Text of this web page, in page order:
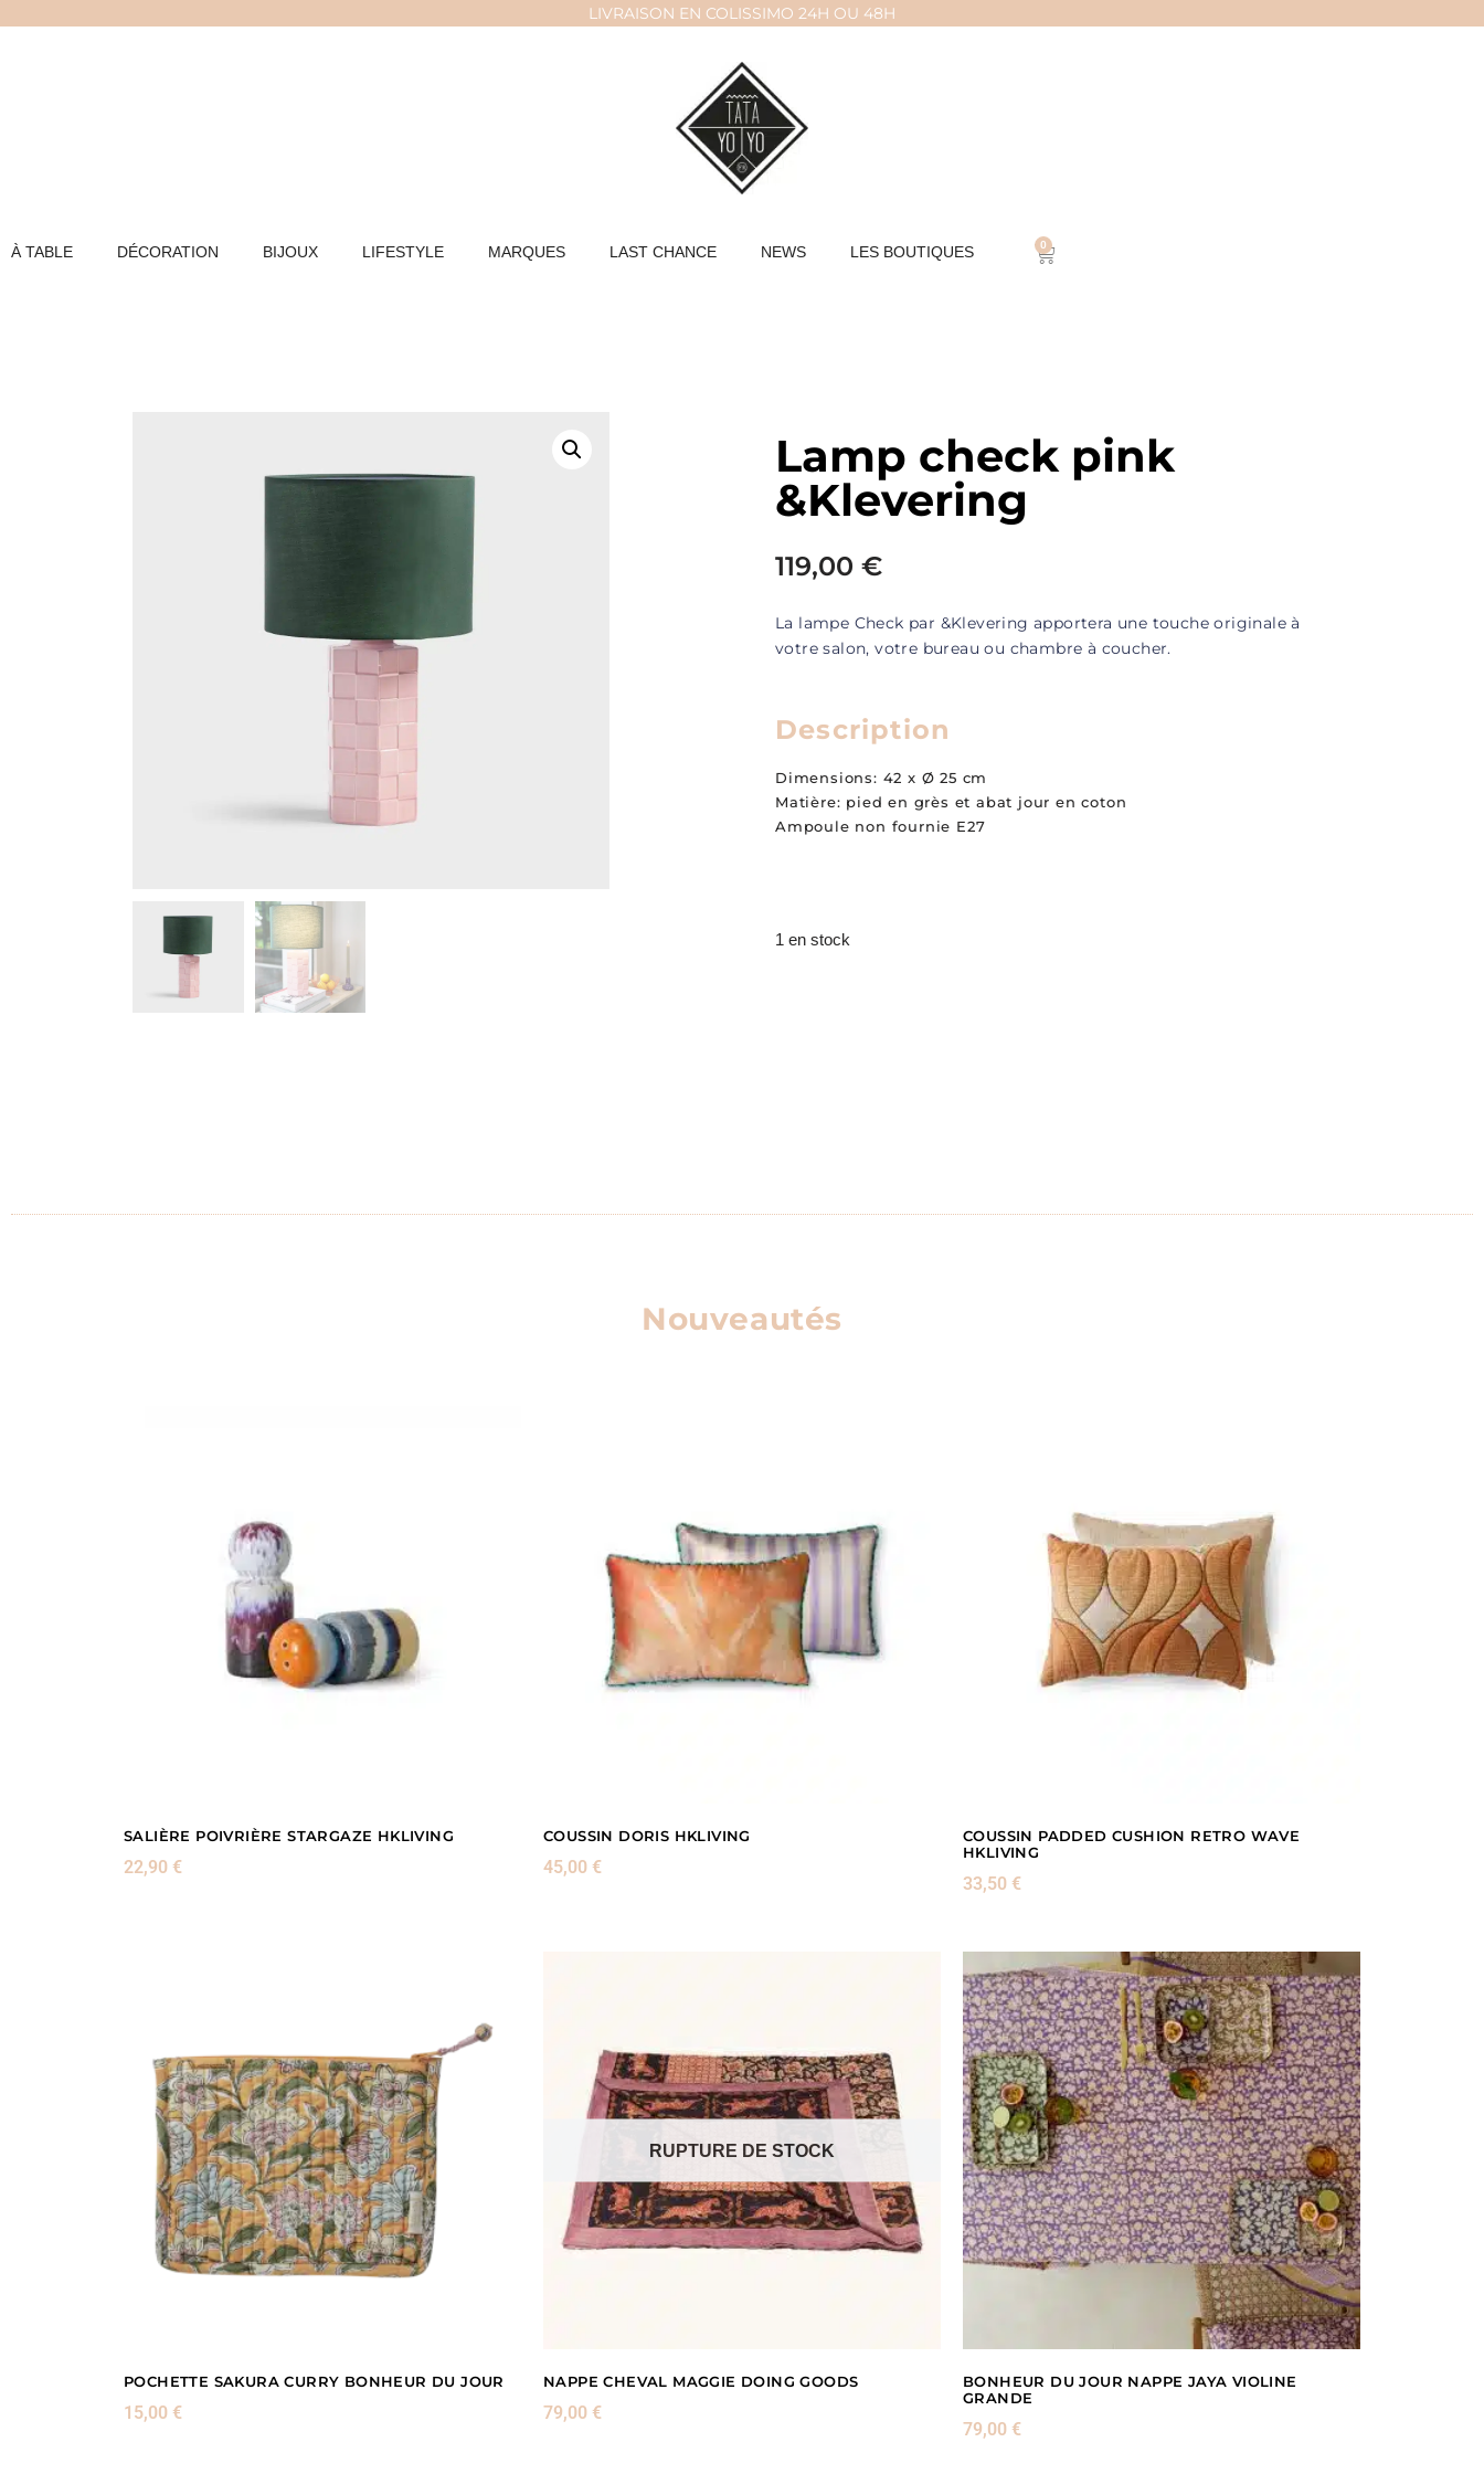
LIVRAISON EN COLISSIMO 24H OU 48H
À TABLE DÉCORATION BIJOUX LIFESTYLE MARQUES LAST CHANCE NEWS LES BOUTIQUES 0
Lamp check pink
&Klevering
119,00 €
La lampe Check par &Klevering apportera une touche originale à
votre salon, votre bureau ou chambre à coucher.
Description
Dimensions: 42 x Ø 25 cm
Matière: pied en grès et abat jour en coton
Ampoule non fournie E27
1 en stock
Nouveautés
SALIÈRE POIVRIÈRE STARGAZE HKLIVING
22,90 €
COUSSIN DORIS HKLIVING
45,00 €
COUSSIN PADDED CUSHION RETRO WAVE
HKLIVING
33,50 €
POCHETTE SAKURA CURRY BONHEUR DU JOUR
15,00 €
RUPTURE DE STOCK
NAPPE CHEVAL MAGGIE DOING GOODS
79,00 €
BONHEUR DU JOUR NAPPE JAYA VIOLINE
GRANDE
79,00 €